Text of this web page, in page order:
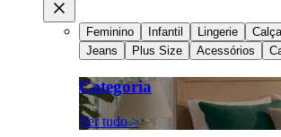
Feminino Infantil Lingerie
Jeans
Plus Size Acessórios
Categoria
Ver tudo >